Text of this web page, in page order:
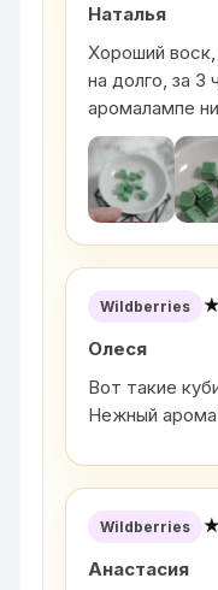
Наталья
Хороший
на долго, за 3
аромалампе
Wildberries
Олеся
Вот такие
Нежный
Wildberries
Анастасия